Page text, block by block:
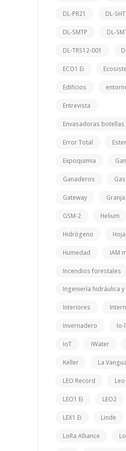
DL-PR21 DL-
DL-SMTP DL-
DL-TRS12-001
ECO1 Ei
Edificios
Entrevista
Envasadoras botellas
Error Total
Expoquimia
Ganaderos Gas
Gateway Granja
GSM-2 Helium
Hidrógeno
Humedad IAM
Incendios forestales
Ingeniería hidráulica
Interiores
Invernadero Io-
IoT iWater
Keller La
LEO Record
LEO1 Ei LEO2
LEX1 Ei Linde
LoRa Alliance